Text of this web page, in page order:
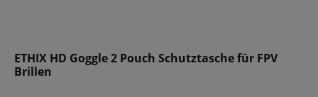
ETHIX HD Goggle 2 Pouch Schutztasche für FPV
Brillen